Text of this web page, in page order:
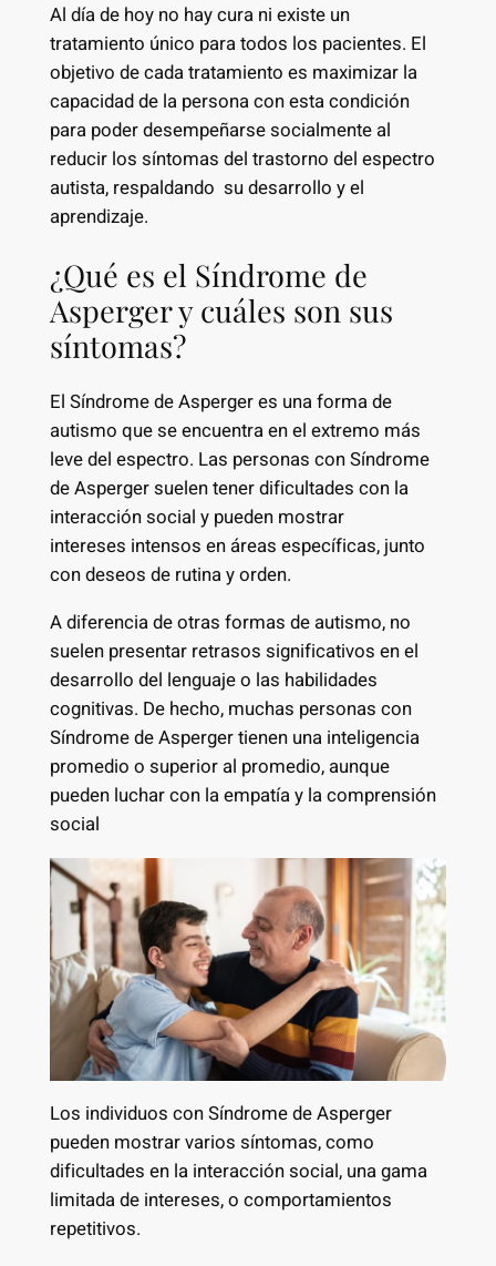
Al día de hoy no hay cura ni existe un
tratamiento único para todos los pacientes. El
objetivo de cada tratamiento es maximizar la
capacidad de la persona con esta condición
para poder desempeñarse socialmente al
reducir los síntomas del trastorno del espectro
autista, respaldando su desarrollo y el
aprendizaje.
¿Qué es el Síndrome de
Asperger y cuáles son sus
síntomas?
El Síndrome de Asperger es una forma de
autismo que se encuentra en el extremo más
leve del espectro. Las personas con Síndrome
de Asperger suelen tener dificultades con la
interacción social y pueden mostrar
intereses intensos en áreas específicas, junto
con deseos de rutina y orden.
A diferencia de otras formas de autismo, no
suelen presentar retrasos significativos en el
desarrollo del lenguaje o las habilidades
cognitivas. De hecho, muchas personas con
Síndrome de Asperger tienen una inteligencia
promedio o superior al promedio, aunque
pueden luchar con la empatía y la comprensión
social
Los individuos con Síndrome de Asperger
pueden mostrar varios síntomas, como
dificultades en la interacción social, una gama
limitada de intereses, o comportamientos
repetitivos.